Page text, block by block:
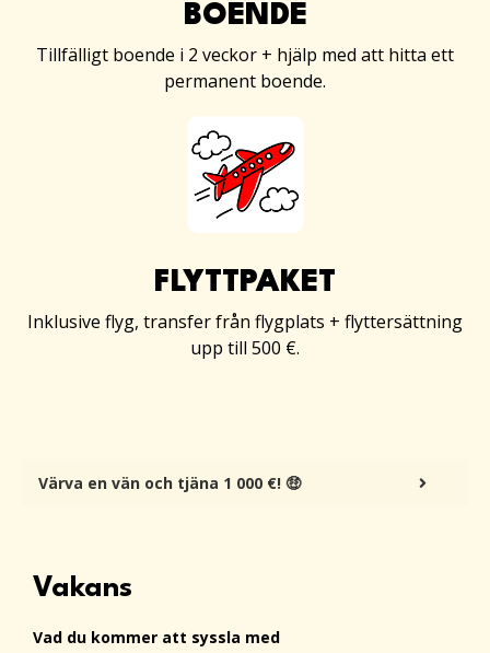
BOENDE
Tillfälligt boende i 2 veckor + hjälp med att hitta ett
permanent boende.
FLYTTPAKET
Inklusive flyg, transfer från flygplats + flyttersättning
upp till 500 €.
Värva en vän och tjäna 1 000 €! 🤑
Vakans
Vad du kommer att syssla med